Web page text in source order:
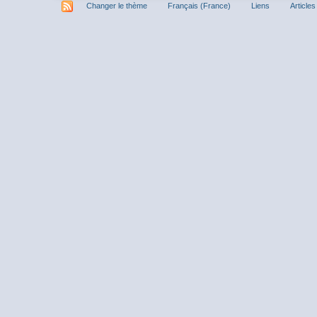
Changer le thème Français (France) Liens Articles